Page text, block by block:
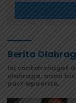
Berita
Ini contoh widget
olahraga, anda
post wpberita.